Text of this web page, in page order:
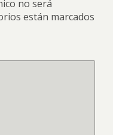
no será
están marcados